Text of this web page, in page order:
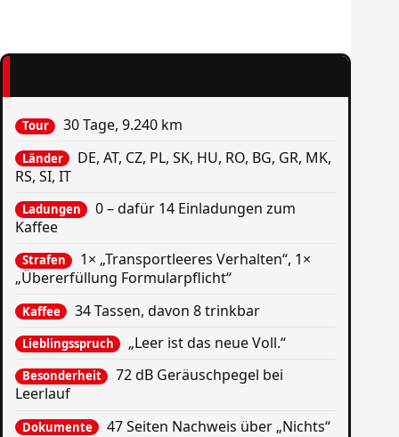
Tour 30 Tage, 9.240 km
Länder
DE, AT, CZ, PL, SK, HU, RO, BG, GR, MK,
RS, SI, IT
Ladungen
0 – dafür 14 Einladungen zum
Kaffee
Strafen
1× „Transportleeres Verhalten“, 1×
„Übererfüllung Formularpflicht“
Kaffee 34 Tassen, davon 8 trinkbar
Lieblingsspruch „Leer ist das neue Voll.“
Besonderheit
72 dB Geräuschpegel bei
Leerlauf
Dokumente 47 Seiten Nachweis über „Nichts“